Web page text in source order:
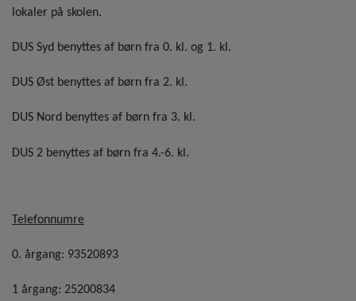
lokaler på skolen.
DUS Syd benyttes af børn fra 0. kl. og 1. kl.
DUS Øst benyttes af børn fra 2. kl.
DUS Nord benyttes af børn fra 3. kl.
DUS 2 benyttes af børn fra 4.-6. kl.
Telefonnumre
0. årgang: 93520893
1 årgang: 25200834